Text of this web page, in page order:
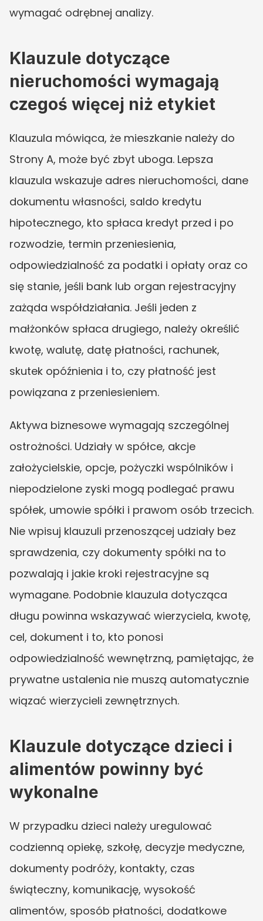
wymagać odrębnej analizy.
Klauzule dotyczące
nieruchomości wymagają
czegoś więcej niż etykiet
Klauzula mówiąca, że mieszkanie należy do
Strony A, może być zbyt uboga. Lepsza
klauzula wskazuje adres nieruchomości, dane
dokumentu własności, saldo kredytu
hipotecznego, kto spłaca kredyt przed i po
rozwodzie, termin przeniesienia,
odpowiedzialność za podatki i opłaty oraz co
się stanie, jeśli bank lub organ rejestracyjny
zażąda współdziałania. Jeśli jeden z
małżonków spłaca drugiego, należy określić
kwotę, walutę, datę płatności, rachunek,
skutek opóźnienia i to, czy płatność jest
powiązana z przeniesieniem.
Aktywa biznesowe wymagają szczególnej
ostrożności. Udziały w spółce, akcje
założycielskie, opcje, pożyczki wspólników i
niepodzielone zyski mogą podlegać prawu
spółek, umowie spółki i prawom osób trzecich.
Nie wpisuj klauzuli przenoszącej udziały bez
sprawdzenia, czy dokumenty spółki na to
pozwalają i jakie kroki rejestracyjne są
wymagane. Podobnie klauzula dotycząca
długu powinna wskazywać wierzyciela, kwotę,
cel, dokument i to, kto ponosi
odpowiedzialność wewnętrzną, pamiętając, że
prywatne ustalenia nie muszą automatycznie
wiązać wierzycieli zewnętrznych.
Klauzule dotyczące dzieci i
alimentów powinny być
wykonalne
W przypadku dzieci należy uregulować
codzienną opiekę, szkołę, decyzje medyczne,
dokumenty podróży, kontakty, czas
świąteczny, komunikację, wysokość
alimentów, sposób płatności, dodatkowe